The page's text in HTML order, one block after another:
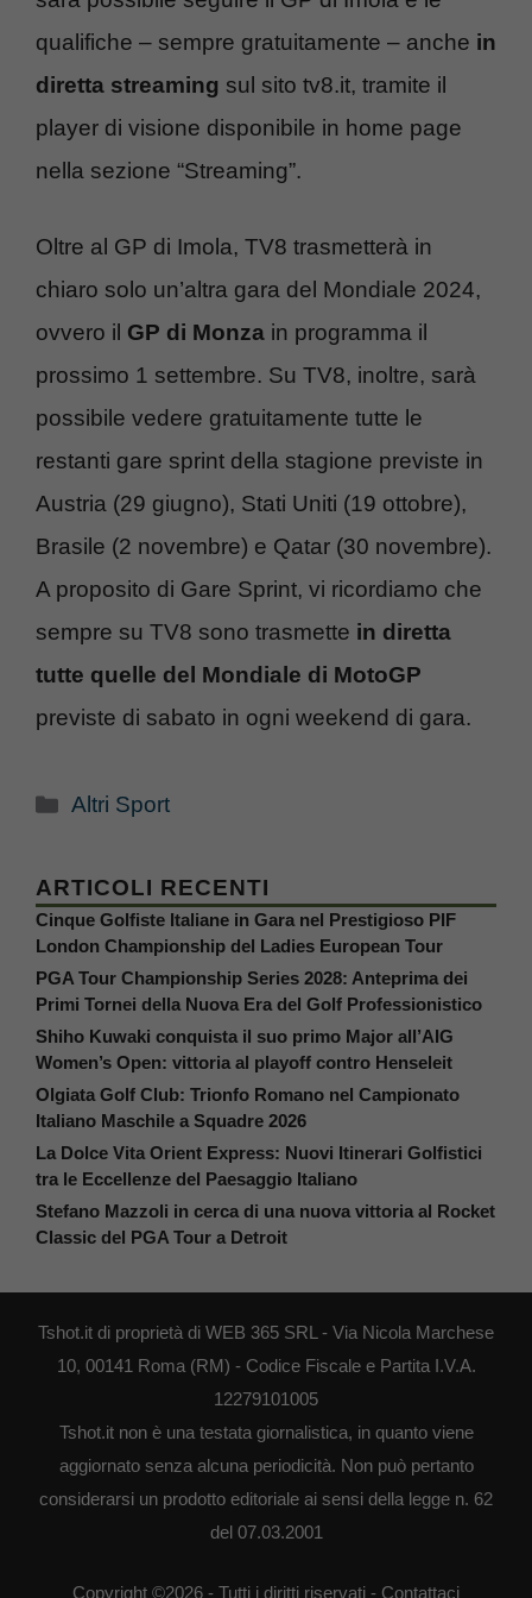
qualifiche – sempre gratuitamente – anche in
diretta streaming sul sito tv8.it, tramite il
player di visione disponibile in home page
nella sezione “Streaming”.
Oltre al GP di Imola, TV8 trasmetterà in
chiaro solo un’altra gara del Mondiale 2024,
ovvero il GP di Monza in programma il
prossimo 1 settembre. Su TV8, inoltre, sarà
possibile vedere gratuitamente tutte le
restanti gare sprint della stagione previste in
Austria (29 giugno), Stati Uniti (19 ottobre),
Brasile (2 novembre) e Qatar (30 novembre).
A proposito di Gare Sprint, vi ricordiamo che
sempre su TV8 sono trasmette in diretta
tutte quelle del Mondiale di MotoGP
previste di sabato in ogni weekend di gara.
Categorie
Altri Sport
ARTICOLI RECENTI
Cinque Golfiste Italiane in Gara nel Prestigioso PIF
London Championship del Ladies European Tour
PGA Tour Championship Series 2028: Anteprima dei
Primi Tornei della Nuova Era del Golf Professionistico
Shiho Kuwaki conquista il suo primo Major all’AIG
Women’s Open: vittoria al playoff contro Henseleit
Olgiata Golf Club: Trionfo Romano nel Campionato
Italiano Maschile a Squadre 2026
La Dolce Vita Orient Express: Nuovi Itinerari Golfistici
tra le Eccellenze del Paesaggio Italiano
Stefano Mazzoli in cerca di una nuova vittoria al Rocket
Classic del PGA Tour a Detroit
Tshot.it di proprietà di WEB 365 SRL - Via Nicola Marchese
10, 00141 Roma (RM) - Codice Fiscale e Partita I.V.A.
12279101005
Tshot.it non è una testata giornalistica, in quanto viene
aggiornato senza alcuna periodicità. Non può pertanto
considerarsi un prodotto editoriale ai sensi della legge n. 62
del 07.03.2001
Copyright ©2026 - Tutti i diritti riservati - Contattaci